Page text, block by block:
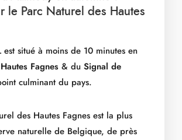
le Parc Naturel des Hautes
est situé à moins de 10 minutes en
Hautes Fagnes & du Signal de
culminant du pays.
des Hautes Fagnes est la plus
naturelle de Belgique, de près